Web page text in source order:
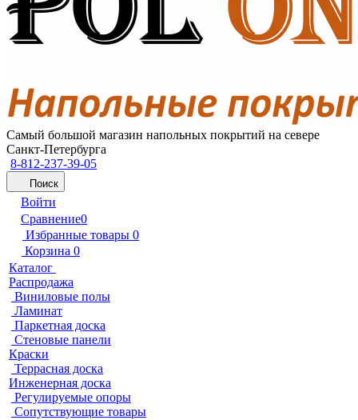
Самый большой магазин напольных покрытий на севере
Санкт-Петербурга
8-812-237-39-05
Поиск
Войти
Сравнение0
Избранные товары 0
Корзина 0
Каталог
Распродажа
Виниловые полы
Ламинат
Паркетная доска
Стеновые панели
Краски
Террасная доска
Инженерная доска
Регулируемые опоры
Сопутствующие товары